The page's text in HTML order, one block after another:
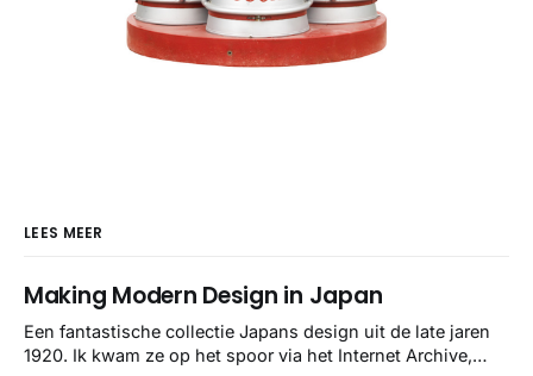
LEES MEER
Making Modern Design in Japan
Een fantastische collectie Japans design uit de late jaren
1920. Ik kwam ze op het spoor via het Internet Archive,